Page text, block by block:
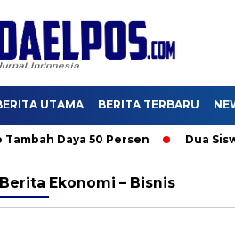
UTAMA BERITA TERBARU
Daya 50 Persen Dua Siswa
Berita Ekonomi – Bisnis